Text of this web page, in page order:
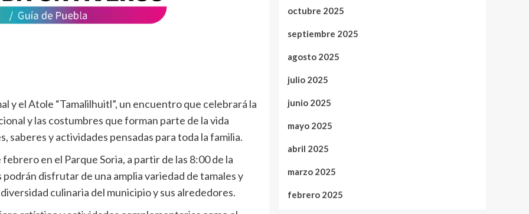
y el Atole “Tamalilhuitl”, un encuentro que celebrará la
y las costumbres que forman parte de la vida
saberes y actividades pensadas para toda la familia.
en el Parque Soria, a partir de las 8:00 de la
disfrutar de una amplia variedad de tamales y
culinaria del municipio y sus alrededores.
octubre 2025
septiembre 2025
agosto 2025
julio 2025
junio 2025
mayo 2025
abril 2025
marzo 2025
febrero 2025